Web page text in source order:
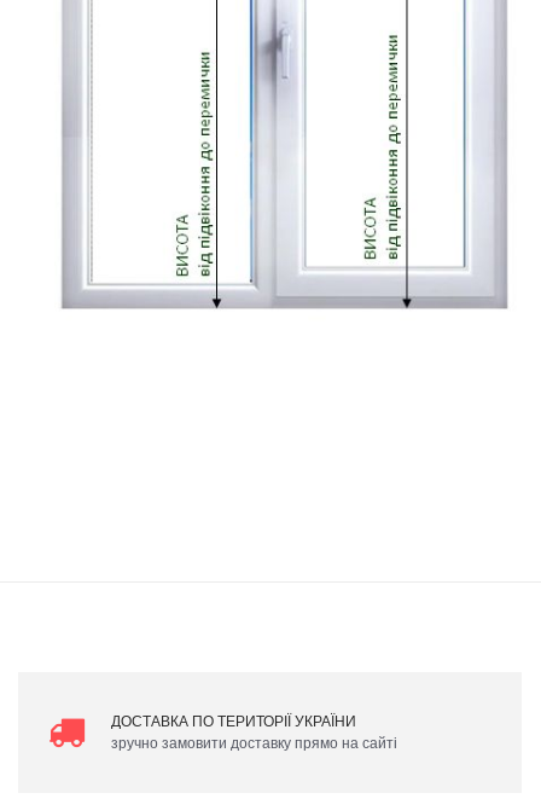
ДОСТАВКА ПО ТЕРИТОРІЇ УКРАЇНИ
зручно замовити доставку прямо на сайті